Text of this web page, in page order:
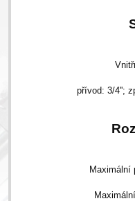
přívod: 3/4'';
Maximální